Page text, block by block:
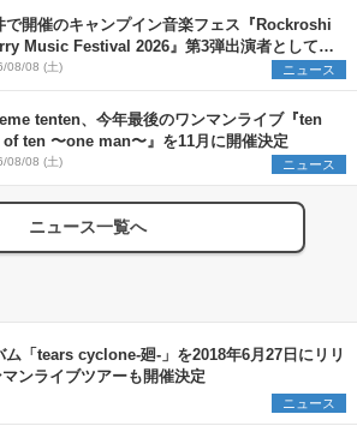
で開催のキャンプイン音楽フェス『Rockroshi
Music Festival 2026』第3弾出演者として
DO、かりゆし58、Reiを発表
08/08 (土) ニュース
tenten、今年最後のワンマンライブ『ten
ten 〜one man〜』を11月に開催決定
08/08 (土) ニュース
ニュース一覧へ
ム「tears cyclone-廻-」を2018年6月27日にリリ
ンライブツアーも開催決定
ニュース